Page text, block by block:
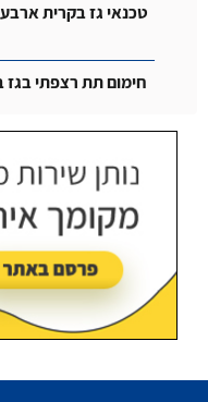
טכנאי גז בקרית
חימום תת רצפתי